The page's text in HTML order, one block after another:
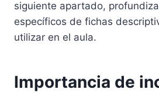
siguiente apartado,
específicos de fichas
utilizar en el aula.
Importancia de